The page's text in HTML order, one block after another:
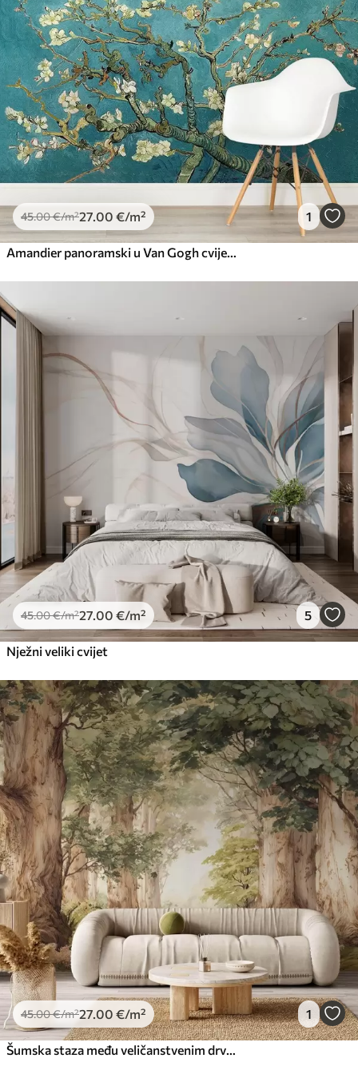
Premium
56.6734.00€/m²
Premium vinil
66.6740.00 €/m²
Peel and Stick
45.00€/m²27 .00 €/m² 1
45.00€/m²27 .00 €/m² 5
Nježni veliki cvijet
45.00€/m²27 .00 €/m² 1